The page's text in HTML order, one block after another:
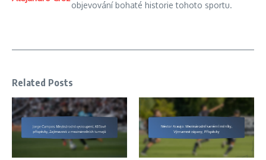
objevování bohaté historie tohoto sportu.
Related Posts